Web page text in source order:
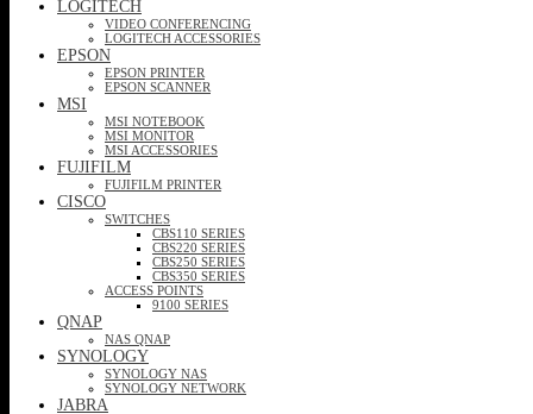
LOGITECH
VIDEO CONFERENCING
LOGITECH ACCESSORIES
EPSON
EPSON PRINTER
EPSON SCANNER
MSI
MSI NOTEBOOK
MSI MONITOR
MSI ACCESSORIES
FUJIFILM
FUJIFILM PRINTER
CISCO
SWITCHES
CBS110 SERIES
CBS220 SERIES
CBS250 SERIES
CBS350 SERIES
ACCESS POINTS
9100 SERIES
QNAP
NAS QNAP
SYNOLOGY
SYNOLOGY NAS
SYNOLOGY NETWORK
JABRA